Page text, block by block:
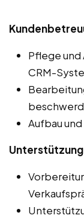
Pflege und
CRM-
Aufbau